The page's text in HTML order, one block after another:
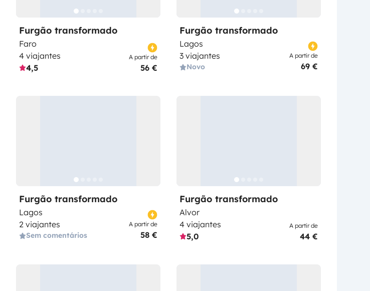
Furgão transformado
Faro
4 viajantes
4,5
A partir de
56 €
Furgão transformado
Lagos
3 viajantes
Novo
A partir de
69 €
Furgão transformado
Lagos
2 viajantes
Sem comentários
A partir de
58 €
Furgão transformado
Alvor
4 viajantes
5,0
A partir de
44 €